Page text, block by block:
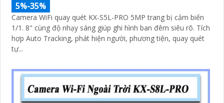
5%-35%
Camera WiFi quay quét KX-S5L-PRO 5MP trang bị cảm biến
1/1. 8" cùng độ nhạy sáng giúp ghi hình ban đêm siêu rõ. Tích
hợp Auto Tracking, phát hiện người, phương tiện, quay quét
tự...